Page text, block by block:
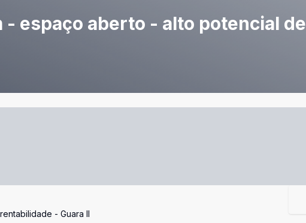
- espaço aberto - alto potencial de
- Guara II